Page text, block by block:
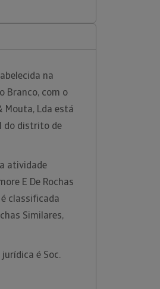
na
Branco, com o
Mouta, Lda está
do distrito de
atividade
E De Rochas
classificada
Similares,
é Soc.